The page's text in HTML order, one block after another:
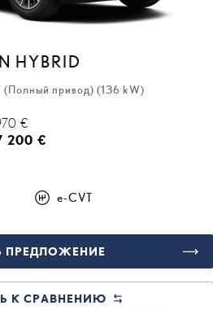
HYBRID
(Полный привод) (136 kW)
€
200 €
e-CVT
ПРЕДЛОЖЕНИЕ
К СРАВНЕНИЮ